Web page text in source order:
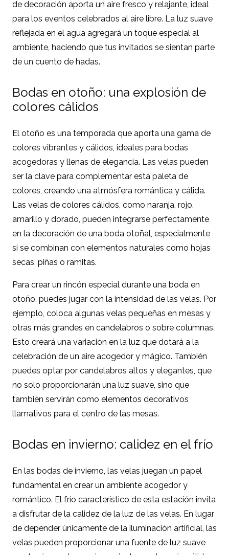
de decoración aporta un aire fresco y relajante, ideal
para los eventos celebrados al aire libre. La luz suave
reflejada en el agua agregará un toque especial al
ambiente, haciendo que tus invitados se sientan parte
de un cuento de hadas.
Bodas en otoño: una explosión de
colores cálidos
El otoño es una temporada que aporta una gama de
colores vibrantes y cálidos, ideales para bodas
acogedoras y llenas de elegancia. Las velas pueden
ser la clave para complementar esta paleta de
colores, creando una atmósfera romántica y cálida.
Las velas de colores cálidos, como naranja, rojo,
amarillo y dorado, pueden integrarse perfectamente
en la decoración de una boda otoñal, especialmente
si se combinan con elementos naturales como hojas
secas, piñas o ramitas.
Para crear un rincón especial durante una boda en
otoño, puedes jugar con la intensidad de las velas. Por
ejemplo, coloca algunas velas pequeñas en mesas y
otras más grandes en candelabros o sobre columnas.
Esto creará una variación en la luz que dotará a la
celebración de un aire acogedor y mágico. También
puedes optar por candelabros altos y elegantes, que
no solo proporcionarán una luz suave, sino que
también servirán como elementos decorativos
llamativos para el centro de las mesas.
Bodas en invierno: calidez en el frío
En las bodas de invierno, las velas juegan un papel
fundamental en crear un ambiente acogedor y
romántico. El frío característico de esta estación invita
a disfrutar de la calidez de la luz de las velas. En lugar
de depender únicamente de la iluminación artificial, las
velas pueden proporcionar una fuente de luz suave